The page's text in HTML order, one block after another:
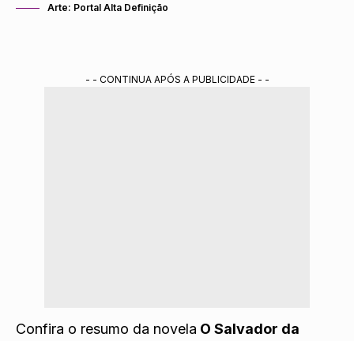
Arte: Portal Alta Definição
- - CONTINUA APÓS A PUBLICIDADE - -
Confira o resumo da novela O Salvador da